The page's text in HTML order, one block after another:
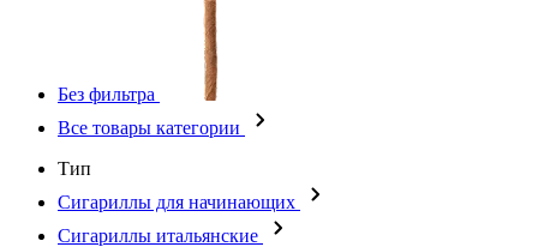
Без фильтра
Все товары категории
Тип
Сигариллы для начинающих
Сигариллы итальянские